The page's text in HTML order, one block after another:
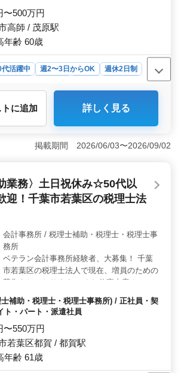
年に移転したばかりの為キレイなオフィス☆
経験があれば年齢は関係なし！ 転職活動に
悩んでいる方も、まずはお気軽にご応募下さ
〜500万円
高師 / 茂原駅
年齢 60歳
代活躍中 週2〜3日からOK
週休2日制
ント
会計スタッフのポジションは税理士事
活かしたい方にとって魅力的です。経験5
収300万円〜500万円という魅力的な報
みという点はワークライフバランスを
て大きな魅力です。茂原駅から徒歩圏
もあり、通勤時間の短縮が期待できま
月10時間程度と少なめなためストレス
できます。 ＜安心＆成長＞ この税
年に移転したばかりのキレイなオフィ
タッフやシニア層が積極的に採用され
富な方であれば年齢は関係なく、安定
リアを築くことができます。
に追加 詳しく見る
掲載期間 2026/06/03〜2026/09/02
業務〉土日祝休み☆50代以
迎！千葉市若葉区の税理士法
会計事務所 / 税理士補助・税理士・税理士事
務所
ベテラン会計事務所経験者、大募集！ 千葉
市若葉区の税理士法人で現在、増員のための
募集をしております。 ☆お仕事内容☆ ・巡
回監査業務 ・決算申告業務 ・経営計画策定
支援業務 ・法人税申告書、決算書の作成 な
ど ☆求人のおすすめポイント☆ ・会計ソフ
ト：TKC ・社会保険完備 ・週3から勤務可
能 ・税理士科目合格者歓迎！ ・土日祝休み
50代以上の方、新規採用実績ございます！
補助・税理士・税理士事務所) / 正社員・契
ト・パート・派遣社員
〜550万円
若葉区都賀 / 都賀駅
年齢 61歳